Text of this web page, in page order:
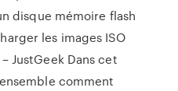
disque mémoire flash
les images ISO
JustGeek Dans cet
comment